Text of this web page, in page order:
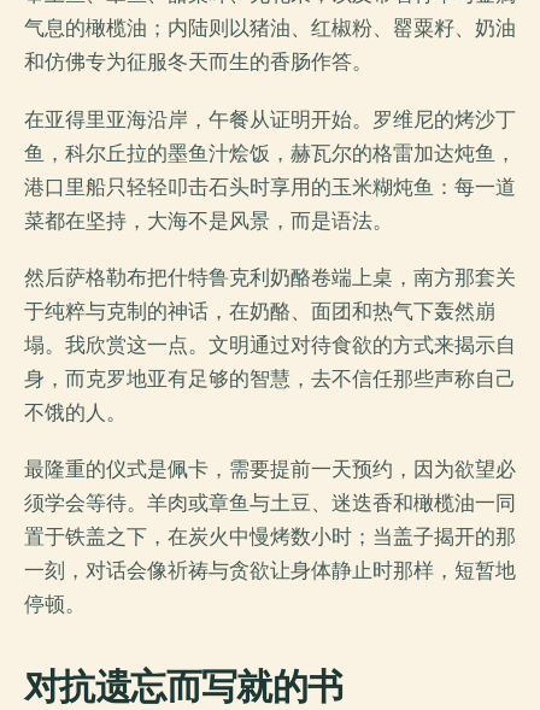
气息的橄榄油；内陆则以猪油、红椒粉、罂粟籽、奶油
和仿佛专为征服冬天而生的香肠作答。
在亚得里亚海沿岸，午餐从证明开始。罗维尼的烤沙丁
鱼，科尔丘拉的墨鱼汁烩饭，赫瓦尔的格雷加达炖鱼，
港口里船只轻轻叩击石头时享用的玉米糊炖鱼：每一道
菜都在坚持，大海不是风景，而是语法。
然后萨格勒布把什特鲁克利奶酪卷端上桌，南方那套关
于纯粹与克制的神话，在奶酪、面团和热气下轰然崩
塌。我欣赏这一点。文明通过对待食欲的方式来揭示自
身，而克罗地亚有足够的智慧，去不信任那些声称自己
不饿的人。
最隆重的仪式是佩卡，需要提前一天预约，因为欲望必
须学会等待。羊肉或章鱼与土豆、迷迭香和橄榄油一同
置于铁盖之下，在炭火中慢烤数小时；当盖子揭开的那
一刻，对话会像祈祷与贪欲让身体静止时那样，短暂地
停顿。
对抗遗忘而写就的书